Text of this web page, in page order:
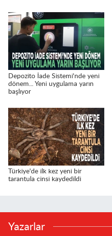
Depozito İade Sistemi'nde yeni
dönem... Yeni uygulama yarın
başlıyor
Türkiye'de ilk kez yeni bir
tarantula cinsi kaydedildi
Yazarlar